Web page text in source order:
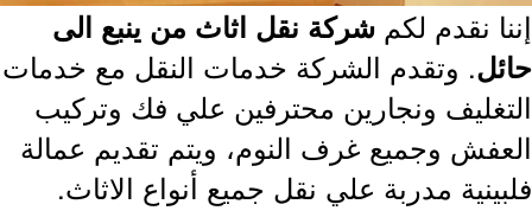
نقدم لكمشركة نقل اثاث من ينبع الى
. وتقدم الشركة خدمات النقل مع خدمات
ونجارين محترفين علي فك وتركيب
وجميع غرف النوم، ويتم تقديم عمالة
مدربة علي نقل جميع أنواع الاثاث.